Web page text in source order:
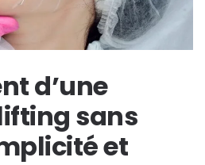
d’une
sans
et